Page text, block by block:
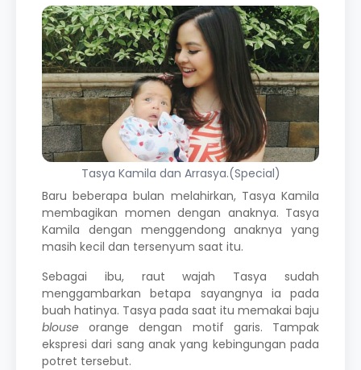
Tasya Kamila dan Arrasya.(Special)
Baru beberapa bulan melahirkan, Tasya Kamila
membagikan momen dengan anaknya. Tasya
Kamila dengan menggendong anaknya yang
masih kecil dan tersenyum saat itu.
Sebagai ibu, raut wajah Tasya sudah
menggambarkan betapa sayangnya ia pada
buah hatinya. Tasya pada saat itu memakai baju
blouseorange dengan motif garis. Tampak
ekspresi dari sang anak yang kebingungan pada
potret tersebut.